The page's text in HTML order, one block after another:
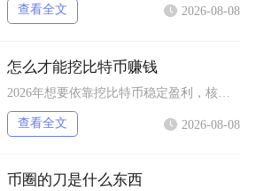
查看全文 2026-08-08
怎么才能挖比特币赚钱
2026年想要依靠挖比特币稳定盈利，核心只有一套可落地逻辑：依托低电价工业场地搭配新一代低
查看全文 2026-08-08
币圈的刀是什么东西